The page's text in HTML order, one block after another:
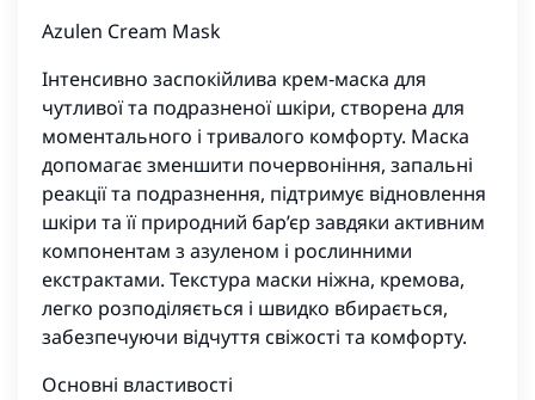
Azulen Cream Mask
Інтенсивно заспокійлива крем‑маска для
чутливої та подразненої шкіри, створена для
моментального і тривалого комфорту. Маска
допомагає зменшити почервоніння, запальні
реакції та подразнення, підтримує відновлення
шкіри та її природний бар’єр завдяки активним
компонентам з азуленом і рослинними
екстрактами. Текстура маски ніжна, кремова,
легко розподіляється і швидко вбирається,
забезпечуючи відчуття свіжості та комфорту.
Основні властивості